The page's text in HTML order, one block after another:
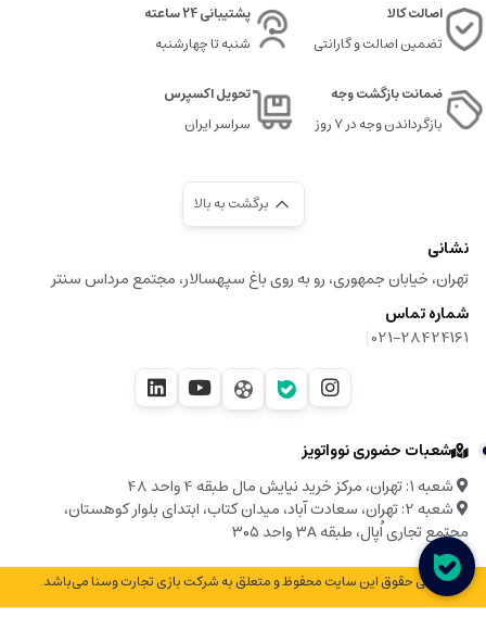
اصالت کالا
تضمین اصالت و گارانتی
پشتیبانی 24 ساعته
شنبه تا چهارشنبه
ضمانت بازگشت وجه
بازگرداندن وجه در ۷ روز
تحویل اکسپرس
سراسر ایران
برگشت به بالا
نشانی
تهران، خیابان جمهوری، رو به روی باغ سپهسالار، مجتمع مرداس سنتر
شماره تماس
021-28424161
|
شعبات حضوری نوواتویز
شعبه ۱: تهران، مرکز خرید نیایش مال طبقه 4 واحد 48
شعبه 2: تهران، سعادت آباد، میدان کتاب، ابتدای بلوار کوهستان،
مجتمع تجاری اُپال، طبقه ۳A واحد ۳۰۵
© تمامی حقوق این سایت محفوظ و متعلق به شرکت بازی تجارت وسنا می‌باشد.